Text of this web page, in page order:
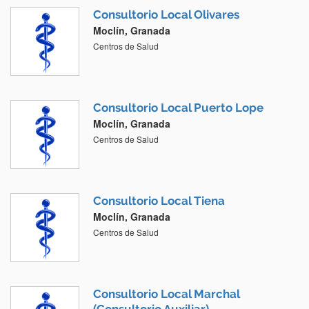
Consultorio Local Olivares
Moclín, Granada
Centros de Salud
Consultorio Local Puerto Lope
Moclín, Granada
Centros de Salud
Consultorio Local Tiena
Moclín, Granada
Centros de Salud
Consultorio Local Marchal